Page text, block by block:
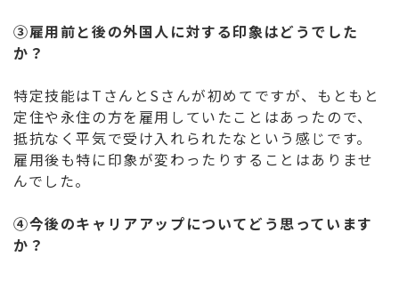
③雇用前と後の外国人に対する印象はどうでした
か？
特定技能はTさんとSさんが初めてですが、もともと
定住や永住の方を雇用していたことはあったので、
抵抗なく平気で受け入れられたなという感じです。
雇用後も特に印象が変わったりすることはありませ
んでした。
④今後のキャリアアップについてどう思っています
か？